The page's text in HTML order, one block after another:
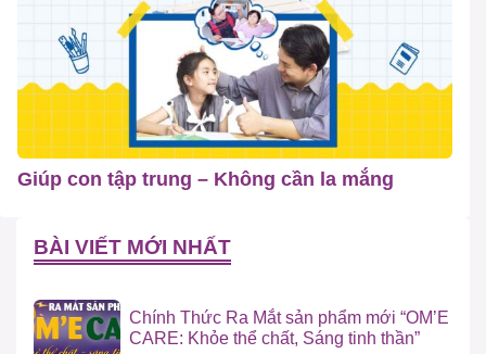
Giúp con tập trung – Không cần la mắng
BÀI VIẾT MỚI NHẤT
Chính Thức Ra Mắt sản phẩm mới “OM’E
CARE: Khỏe thể chất, Sáng tinh thần”